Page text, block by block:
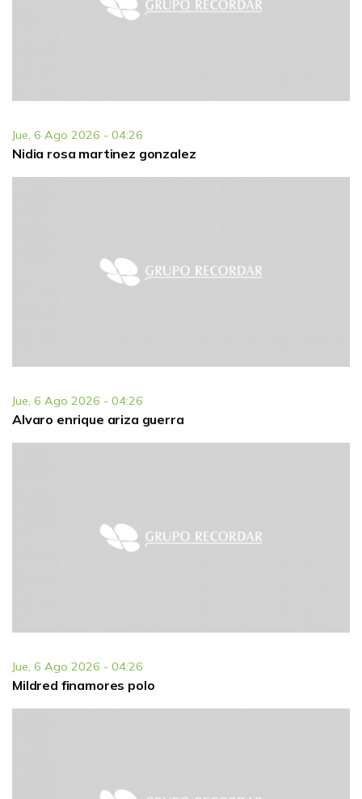
Jue, 6 Ago 2026 - 04:26
Nidia rosa martinez gonzalez
Jue, 6 Ago 2026 - 04:26
Alvaro enrique ariza guerra
Jue, 6 Ago 2026 - 04:26
Mildred finamores polo